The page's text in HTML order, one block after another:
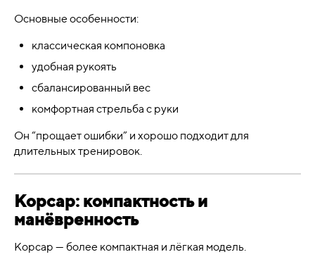
Основные особенности:
классическая компоновка
удобная рукоять
сбалансированный вес
комфортная стрельба с руки
Он “прощает ошибки” и хорошо подходит для
длительных тренировок.
Корсар: компактность и
манёвренность
Корсар — более компактная и лёгкая модель.